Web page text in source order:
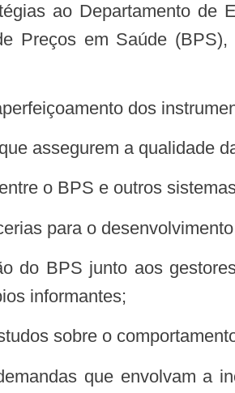
Preços em Saúde
dos
assegurem a qualidade
o BPS e outros
para o
informantes;
sobre o